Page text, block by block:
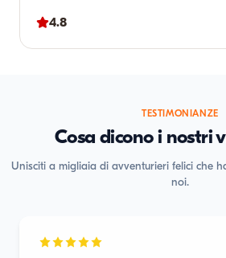
4.8
TESTIMONIANZE
Cosa dicono i nostri
Unisciti a migliaia di avventurieri felici che
noi.